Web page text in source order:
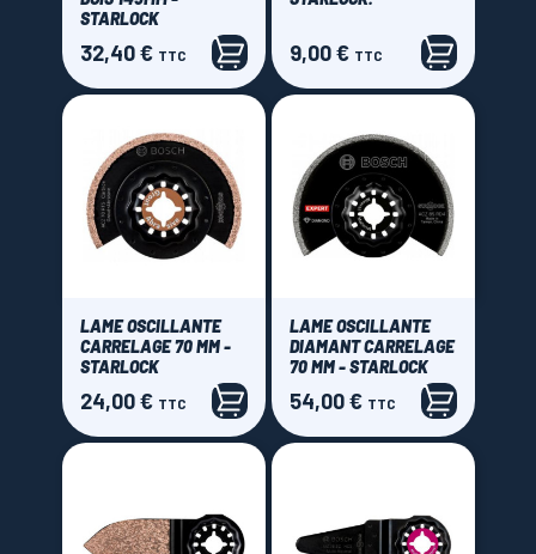
STARLOCK
Prix
32,40 € TTC Prix
9,00 € TTC
LAME OSCILLANTE
CARRELAGE 70 MM -
STARLOCK
Prix
24,00 € TTC
LAME OSCILLANTE
DIAMANT CARRELAGE
70 MM - STARLOCK
Prix
54,00 € TTC